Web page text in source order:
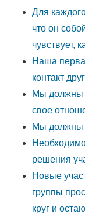
Для
что он
чувствует,
Наша
контакт
Мы должны
свое
Мы должны
решения
Новые
группы
круг и